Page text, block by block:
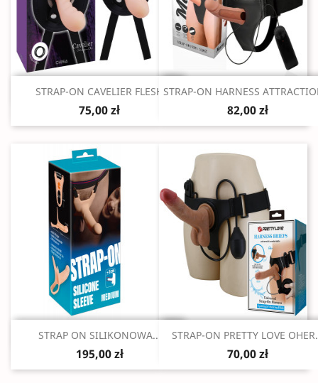
Szybki podgląd
STRAP-ON CAVELIER FLESH
75,00 zł
 Szybki podgląd
STRAP-ON HARNESS
82,00 zł
Szybki podgląd
STRAP ON SILIKONOWA...
195,00 zł
Szybki podgląd
STRAP-ON PRETTY LOVE
70,00 zł